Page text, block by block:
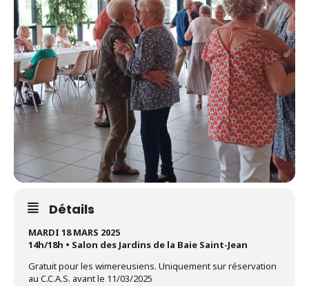
Détails
MARDI 18 MARS 2025
14h/18h • Salon des Jardins de la Baie Saint-Jean
Gratuit pour les wimereusiens. Uniquement sur réservation
au C.C.A.S. avant le 11/03/2025